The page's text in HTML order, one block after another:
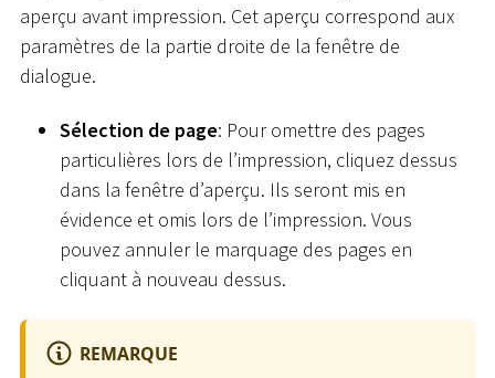
aperçu avant impression. Cet aperçu correspond aux
paramètres de la partie droite de la fenêtre de
dialogue.
Sélection de page: Pour omettre des pages
particulières lors de l’impression, cliquez dessus
dans la fenêtre d’aperçu. Ils seront mis en
évidence et omis lors de l’impression. Vous
pouvez annuler le marquage des pages en
cliquant à nouveau dessus.
REMARQUE